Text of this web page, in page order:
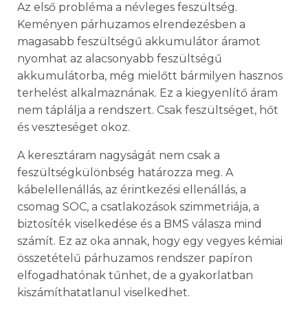
Az első probléma a névleges feszültség.
Keményen párhuzamos elrendezésben a
magasabb feszültségű akkumulátor áramot
nyomhat az alacsonyabb feszültségű
akkumulátorba, még mielőtt bármilyen hasznos
terhelést alkalmaznának. Ez a kiegyenlítő áram
nem táplálja a rendszert. Csak feszültséget, hőt
és veszteséget okoz.
A keresztáram nagyságát nem csak a
feszültségkülönbség határozza meg. A
kábelellenállás, az érintkezési ellenállás, a
csomag SOC, a csatlakozások szimmetriája, a
biztosíték viselkedése és a BMS válasza mind
számít. Ez az oka annak, hogy egy vegyes kémiai
összetételű párhuzamos rendszer papíron
elfogadhatónak tűnhet, de a gyakorlatban
kiszámíthatatlanul viselkedhet.